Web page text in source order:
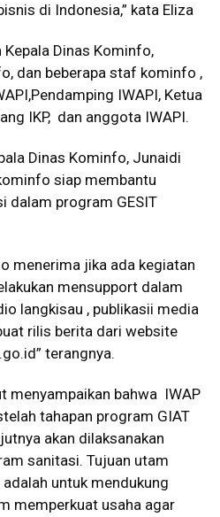
di Indonesia,” kata Eliza
Dinas Kominfo,
dan beberapa staf kominfo ,
IWAPI, Ketua
IKP, dan anggota IWAPI.
Dinas Kominfo, Junaidi
siap membantu
dalam program GESIT
menerima jika ada kegiatan
mensupport dalam
langkisau , publikasii media
rilis berita dari website
terangnya.
menyampaikan bahwa IWAP
tahapan program GIAT
akan dilaksanakan
sanitasi. Tujuan utam
untuk mendukung
memperkuat usaha agar